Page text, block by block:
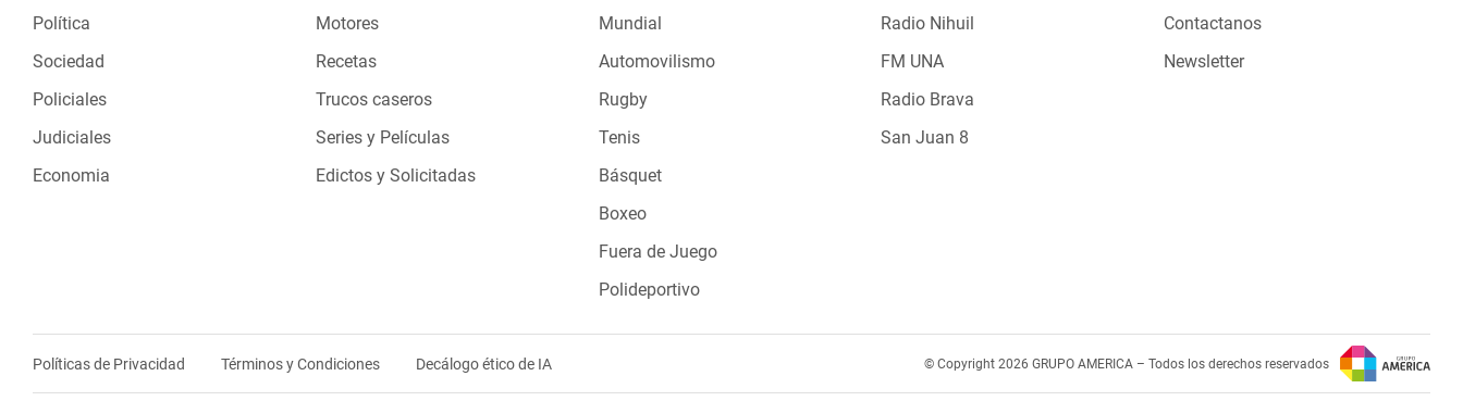
Política
Sociedad
Policiales
Judiciales
Economia
Motores
Recetas
Trucos caseros
Series y Películas
Edictos y Solicitadas
Mundial
Automovilismo
Rugby
Tenis
Básquet
Boxeo
Fuera de Juego
Polideportivo
Radio Nihuil
FM UNA
Radio Brava
San Juan 8
Contactanos
Newsletter
Políticas de Privacidad Términos y Condiciones Decálogo ético de IA © Copyright 2026 GRUPO AMERICA – Todos los derechos reservados